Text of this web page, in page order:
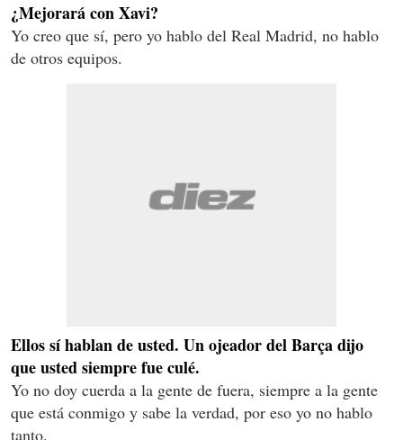
¿Mejorará con Xavi?
Yo creo que sí, pero yo hablo del Real Madrid, no hablo
de otros equipos.
Ellos sí hablan de usted. Un ojeador del Barça dijo
que usted siempre fue culé.
Yo no doy cuerda a la gente de fuera, siempre a la gente
que está conmigo y sabe la verdad, por eso yo no hablo
tanto.